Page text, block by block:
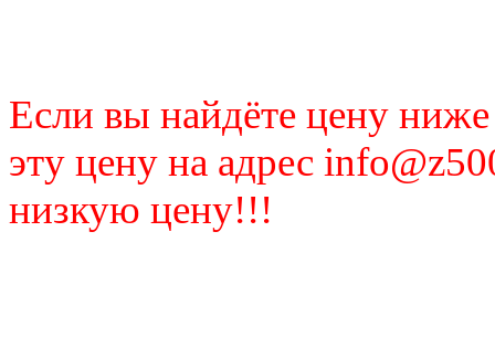
Если вы найдёте цену
эту цену на адрес
низкую цену!!!